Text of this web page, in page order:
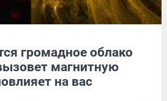
громадное облако
магнитную
на вас